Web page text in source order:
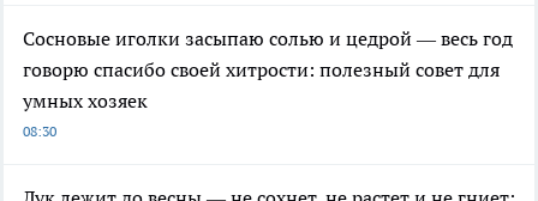
Сосновые иголки засыпаю солью и цедрой — весь год
говорю спасибо своей хитрости: полезный совет для
умных хозяек
08:30